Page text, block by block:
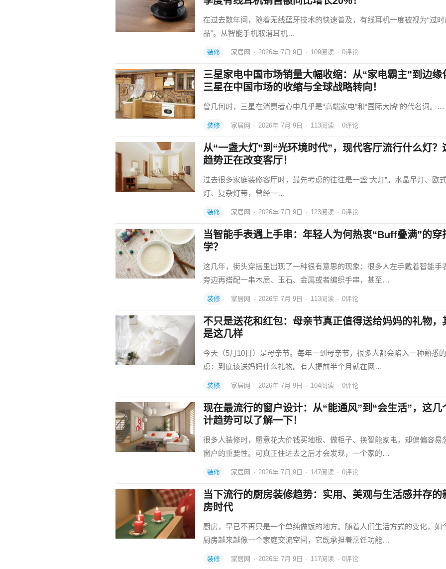
在过去数年间，随着无线蓝牙技术的快速普及，有线耳机一度被视为“过时
品”。从智能手机取消耳机…
装修 家居网 · 2026年 7月 9日 · 109阅读 · 0评论
三星家电中国市场销量大幅收缩：从“家电霸主”到边缘
三星在中国市场的收缩与全球战略转向！
曾几何时，三星在消费者心中几乎是“高端家电”和“国际大牌”的代名词。…
装修 家居网 · 2026年 7月 9日 · 113阅读 · 0评论
从“一盏大灯”到“光环境时代”，现代客厅流行什么灯？
趋势正在改变客厅！
过去很多家庭装修客厅时，最先考虑的往往是一盏“大灯”。水晶吊灯、欧
灯、复杂灯带，曾经一…
装修 家居网 · 2026年 7月 9日 · 123阅读 · 0评论
当智能手表遇上手串：年轻人为何热衷“Buff叠满”的穿
学？
这几年，街头穿搭里出现了一种很有意思的现象：很多人左手戴着智能手
旁边再搭配一串木质、玉石、金属或者编织手串，甚至…
装修 家居网 · 2026年 7月 9日 · 113阅读 · 0评论
不只是送花和红包：母亲节真正值得送给妈妈的礼物，
是这几样
今天（5月10日）是母亲节。每年一到母亲节，很多人都会陷入一种熟悉
虑：到底该送妈妈什么礼物。有人提前半个月就在网…
装修 家居网 · 2026年 7月 9日 · 104阅读 · 0评论
现在最流行的窗户设计：从“能通风”到“会生活”，这几
计趋势可以了解一下！
很多人装修时，愿意花大价钱买地板、做柜子、换智能家电，却偏偏容易
窗户的重要性。可真正住进去之后才会发现，一个家的…
装修 家居网 · 2026年 7月 9日 · 147阅读 · 0评论
当下流行的厨房装修趋势：实用、美观与生活感并存的
房时代
厨房，早已不再只是一个单纯做饭的地方。随着人们生活方式的变化，如
厨房越来越像一个家庭交流空间，它既承担着烹饪功能…
装修 家居网 · 2026年 7月 9日 · 117阅读 · 0评论